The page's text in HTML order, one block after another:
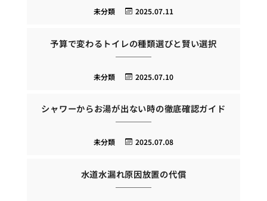
2025.07.11
未分類
予算で変わるトイレの種類選びと賢い選択
2025.07.10
未分類
シャワーからお湯が出ない時の徹底確認ガイド
2025.07.08
未分類
水道水漏れ原因放置の代償